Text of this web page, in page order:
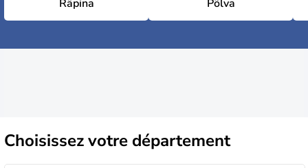
Räpina Põlva
Choisissezvotre département